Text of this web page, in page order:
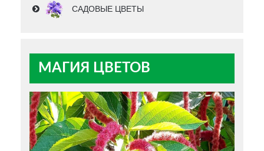
САДОВЫЕ ЦВЕТЫ
МАГИЯ ЦВЕТОВ